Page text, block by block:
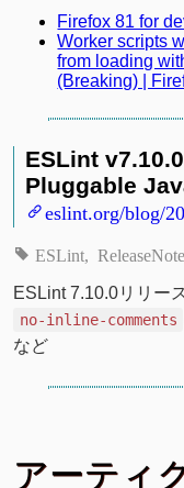
Firefox 81 for
Worker scripts
from loading
(Breaking) |
ESLint
Pluggable
eslint.org/blog/
ESLint ReleaseNote
ESLint 7.10.0リリース
no-inline-comments
など
アーティ